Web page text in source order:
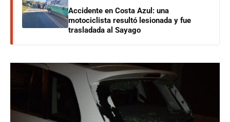
Accidente en Costa Azul: una
motociclista resultó lesionada y fue
trasladada al Sayago